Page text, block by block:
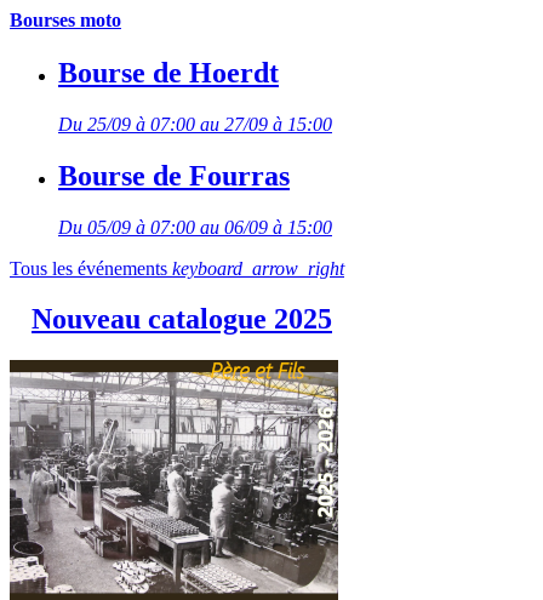
Bourses moto
Bourse de Hoerdt
Du 25/09 à 07:00 au 27/09 à 15:00
Bourse de Fourras
Du 05/09 à 07:00 au 06/09 à 15:00
Tous les événements keyboard_arrow_right
Nouveau catalogue 2025